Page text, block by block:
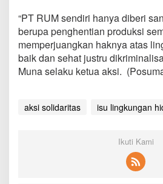
“PT RUM sendiri hanya diberi
berupa penghentian produksi
memperjuangkan haknya atas
baik dan sehat justru
Muna selaku ketua aksi.
aksi solidaritas isu lingkungan
Ikuti Kami